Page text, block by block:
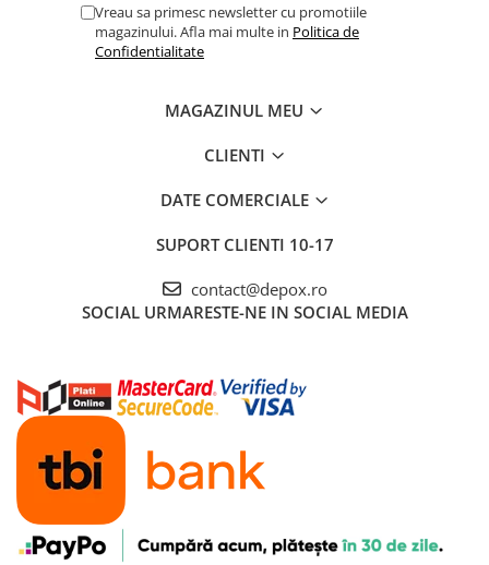
Vreau sa primesc newsletter cu promotiile
magazinului. Afla mai multe in Politica de
Confidentialitate
MAGAZINUL MEU
CLIENTI
DATE COMERCIALE
SUPORT CLIENTI 10-17
contact@depox.ro
SOCIAL URMARESTE-NE IN SOCIAL MEDIA